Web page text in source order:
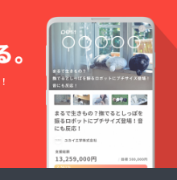
ていた
だいて
おりま
す。ま
た、公
序良俗
に反す
る内
容、法
反する
内容な
どはお